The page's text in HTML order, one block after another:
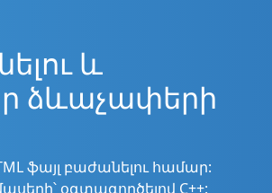
և
ձևաչափերի
ֆայլ բաժանելու համար:
օգտագործելով C++: